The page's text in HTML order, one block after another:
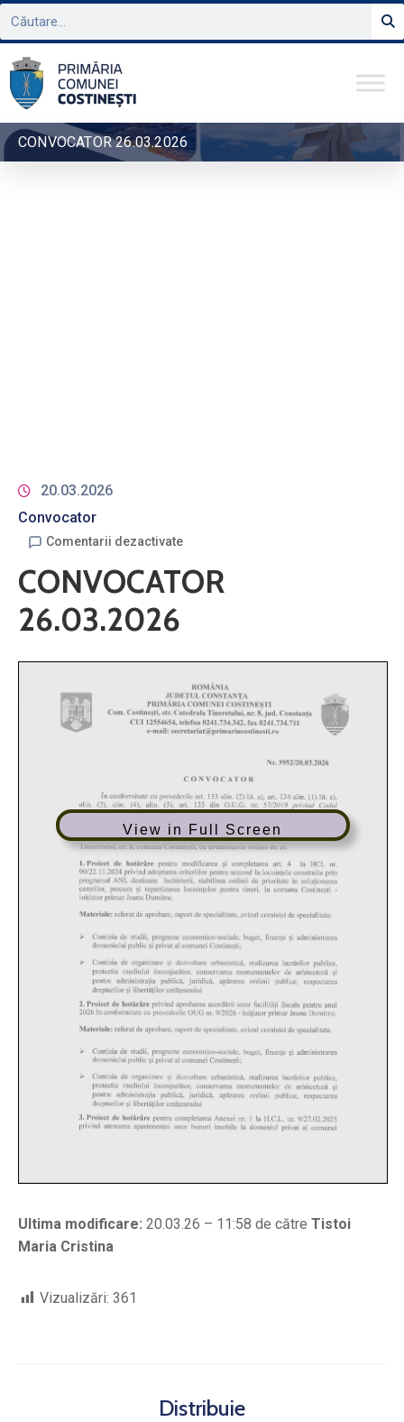
CONVOCATOR 26.03.2026
20.03.2026
Convocator
Comentarii dezactivate
CONVOCATOR
26.03.2026
View in Full Screen
Ultima modificare: 20.03.26 – 11:58 de către Tistoi
Maria Cristina
Vizualizări: 361
Distribuie